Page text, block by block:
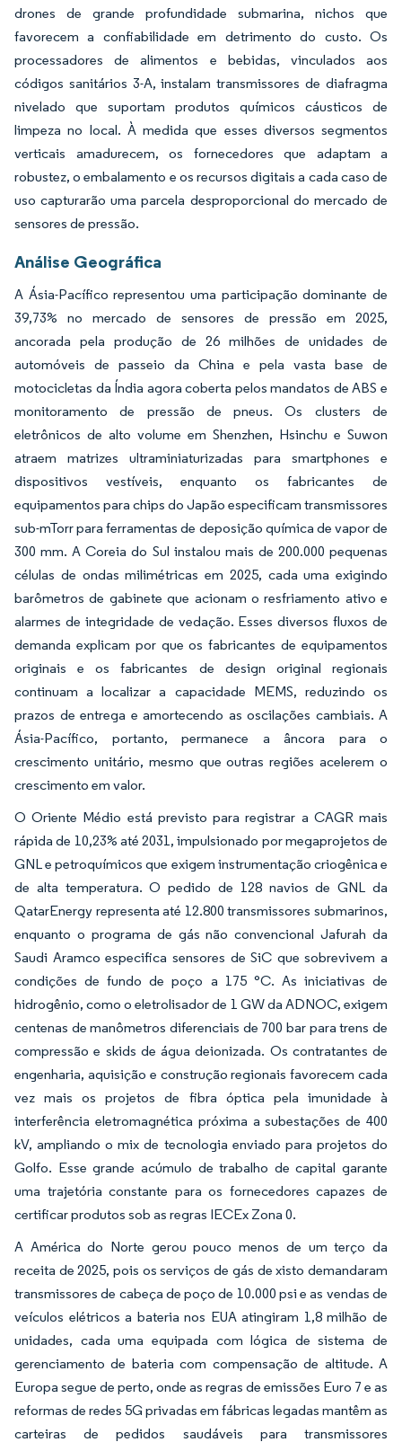
drones de grande profundidade submarina, nichos que
favorecem a confiabilidade em detrimento do custo. Os
processadores de alimentos e bebidas, vinculados aos
códigos sanitários 3-A, instalam transmissores de diafragma
nivelado que suportam produtos químicos cáusticos de
limpeza no local. À medida que esses diversos segmentos
verticais amadurecem, os fornecedores que adaptam a
robustez, o embalamento e os recursos digitais a cada caso de
uso capturarão uma parcela desproporcional do mercado de
sensores de pressão.
Análise Geográfica
A Ásia-Pacífico representou uma participação dominante de
39,73% no mercado de sensores de pressão em 2025,
ancorada pela produção de 26 milhões de unidades de
automóveis de passeio da China e pela vasta base de
motocicletas da Índia agora coberta pelos mandatos de ABS e
monitoramento de pressão de pneus. Os clusters de
eletrônicos de alto volume em Shenzhen, Hsinchu e Suwon
atraem matrizes ultraminiaturizadas para smartphones e
dispositivos vestíveis, enquanto os fabricantes de
equipamentos para chips do Japão especificam transmissores
sub-mTorr para ferramentas de deposição química de vapor de
300 mm. A Coreia do Sul instalou mais de 200.000 pequenas
células de ondas milimétricas em 2025, cada uma exigindo
barômetros de gabinete que acionam o resfriamento ativo e
alarmes de integridade de vedação. Esses diversos fluxos de
demanda explicam por que os fabricantes de equipamentos
originais e os fabricantes de design original regionais
continuam a localizar a capacidade MEMS, reduzindo os
prazos de entrega e amortecendo as oscilações cambiais. A
Ásia-Pacífico, portanto, permanece a âncora para o
crescimento unitário, mesmo que outras regiões acelerem o
crescimento em valor.
O Oriente Médio está previsto para registrar a CAGR mais
rápida de 10,23% até 2031, impulsionado por megaprojetos de
GNL e petroquímicos que exigem instrumentação criogênica e
de alta temperatura. O pedido de 128 navios de GNL da
QatarEnergy representa até 12.800 transmissores submarinos,
enquanto o programa de gás não convencional Jafurah da
Saudi Aramco especifica sensores de SiC que sobrevivem a
condições de fundo de poço a 175 °C. As iniciativas de
hidrogênio, como o eletrolisador de 1 GW da ADNOC, exigem
centenas de manômetros diferenciais de 700 bar para trens de
compressão e skids de água deionizada. Os contratantes de
engenharia, aquisição e construção regionais favorecem cada
vez mais os projetos de fibra óptica pela imunidade à
interferência eletromagnética próxima a subestações de 400
kV, ampliando o mix de tecnologia enviado para projetos do
Golfo. Esse grande acúmulo de trabalho de capital garante
uma trajetória constante para os fornecedores capazes de
certificar produtos sob as regras IECEx Zona 0.
A América do Norte gerou pouco menos de um terço da
receita de 2025, pois os serviços de gás de xisto demandaram
transmissores de cabeça de poço de 10.000 psi e as vendas de
veículos elétricos a bateria nos EUA atingiram 1,8 milhão de
unidades, cada uma equipada com lógica de sistema de
gerenciamento de bateria com compensação de altitude. A
Europa segue de perto, onde as regras de emissões Euro 7 e as
reformas de redes 5G privadas em fábricas legadas mantêm as
carteiras de pedidos saudáveis para transmissores